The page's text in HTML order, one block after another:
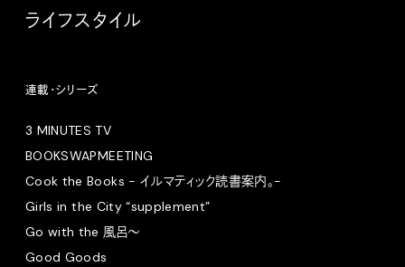
ライフスタイル
連載・シリーズ
3 MINUTES TV
BOOKSWAPMEETING
Cook the Books - イルマティック読書案内。-
Girls in the City “supplement”
Go with the 風呂〜
Good Goods